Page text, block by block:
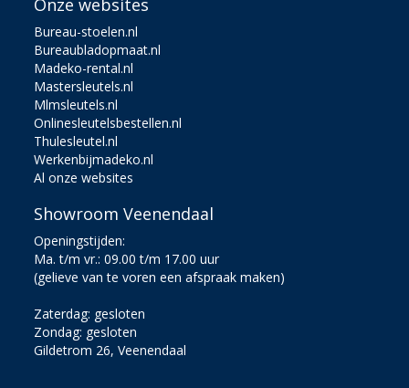
Onze websites
Bureau-stoelen.nl
Bureaubladopmaat.nl
Madeko-rental.nl
Mastersleutels.nl
Mlmsleutels.nl
Onlinesleutelsbestellen.nl
Thulesleutel.nl
Werkenbijmadeko.nl
Al onze websites
Showroom Veenendaal
Openingstijden:
Ma. t/m vr.: 09.00 t/m 17.00 uur
(gelieve van te voren een afspraak maken)
Zaterdag: gesloten
Zondag: gesloten
Gildetrom 26, Veenendaal